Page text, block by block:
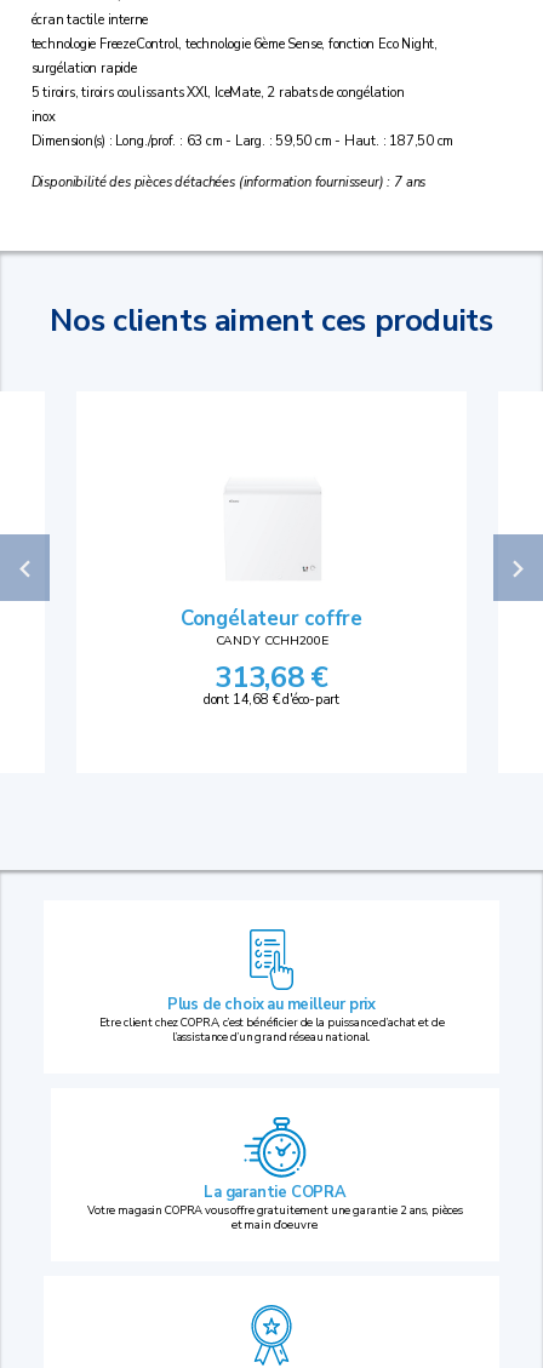
écran tactile interne
technologie FreezeControl, technologie 6ème Sense, fonction Eco Night,
surgélation rapide
5 tiroirs, tiroirs coulissants XXl, IceMate, 2 rabats de congélation
inox
Dimension(s) : Long./prof. : 63 cm - Larg. : 59,50 cm - Haut. : 187,50 cm
Disponibilité des pièces détachées (information fournisseur) : 7 ans
Nos clients aiment ces produits
Congélateur coffre
CANDY CCHH200E
313,68 €
dont 14,68 € d'éco-part
Plus de choix au meilleur prix
Etre client chez COPRA, c’est bénéficier de la puissance d’achat et de
l’assistance d’un grand réseau national.
La garantie COPRA
Votre magasin COPRA vous offre gratuitement une garantie 2 ans, pièces
et main d’oeuvre.